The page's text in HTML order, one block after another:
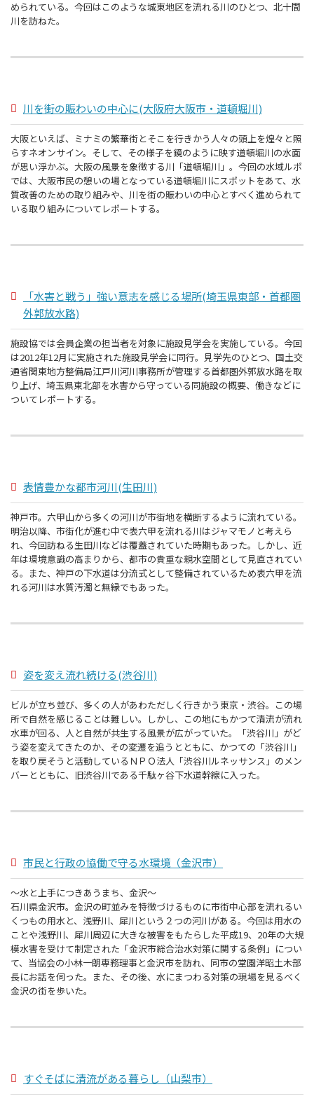
められている。今回はこのような城東地区を流れる川のひとつ、北十間
川を訪ねた。
川を街の賑わいの中心に(大阪府大阪市・道頓堀川)
大阪といえば、ミナミの繁華街とそこを行きかう人々の頭上を煌々と照
らすネオンサイン。そして、その様子を鏡のように映す道頓堀川の水面
が思い浮かぶ。大阪の風景を象徴する川「道頓堀川」。今回の水域ルポ
では、大阪市民の憩いの場となっている道頓堀川にスポットをあて、水
質改善のための取り組みや、川を街の賑わいの中心とすべく進められて
いる取り組みについてレポートする。
「水害と戦う」強い意志を感じる場所(埼玉県東部・首都圏
外郭放水路)
施設協では会員企業の担当者を対象に施設見学会を実施している。今回
は2012年12月に実施された施設見学会に同行。見学先のひとつ、国土交
通省関東地方整備局江戸川河川事務所が管理する首都圏外郭放水路を取
り上げ、埼玉県東北部を水害から守っている同施設の概要、働きなどに
ついてレポートする。
表情豊かな都市河川(生田川)
神戸市。六甲山から多くの河川が市街地を横断するように流れている。
明治以降、市街化が進む中で表六甲を流れる川はジャマモノと考えら
れ、今回訪ねる生田川などは覆蓋されていた時期もあった。しかし、近
年は環境意識の高まりから、都市の貴重な親水空間として見直されてい
る。また、神戸の下水道は分流式として整備されているため表六甲を流
れる河川は水質汚濁と無縁でもあった。
姿を変え流れ続ける(渋谷川)
ビルが立ち並び、多くの人があわただしく行きかう東京・渋谷。この場
所で自然を感じることは難しい。しかし、この地にもかつて清流が流れ
水車が回る、人と自然が共生する風景が広がっていた。「渋谷川」がど
う姿を変えてきたのか、その変遷を追うとともに、かつての「渋谷川」
を取り戻そうと活動しているＮＰＯ法人「渋谷川ルネッサンス」のメン
バーとともに、旧渋谷川である千駄ヶ谷下水道幹線に入った。
市民と行政の協働で守る水環境（金沢市）
～水と上手につきあうまち、金沢～
石川県金沢市。金沢の町並みを特徴づけるものに市街中心部を流れるい
くつもの用水と、浅野川、犀川という２つの河川がある。今回は用水の
ことや浅野川、犀川周辺に大きな被害をもたらした平成19、20年の大規
模水害を受けて制定された「金沢市総合治水対策に関する条例」につい
て、当協会の小林一朗専務理事と金沢市を訪れ、同市の堂園洋昭土木部
長にお話を伺った。また、その後、水にまつわる対策の現場を見るべく
金沢の街を歩いた。
すぐそばに清流がある暮らし（山梨市）